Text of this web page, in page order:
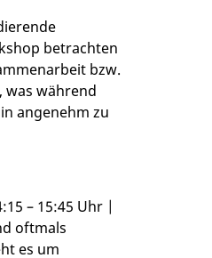
betrachten
bzw.
was während
angenehm zu
– 15:45 Uhr |
oftmals
es um